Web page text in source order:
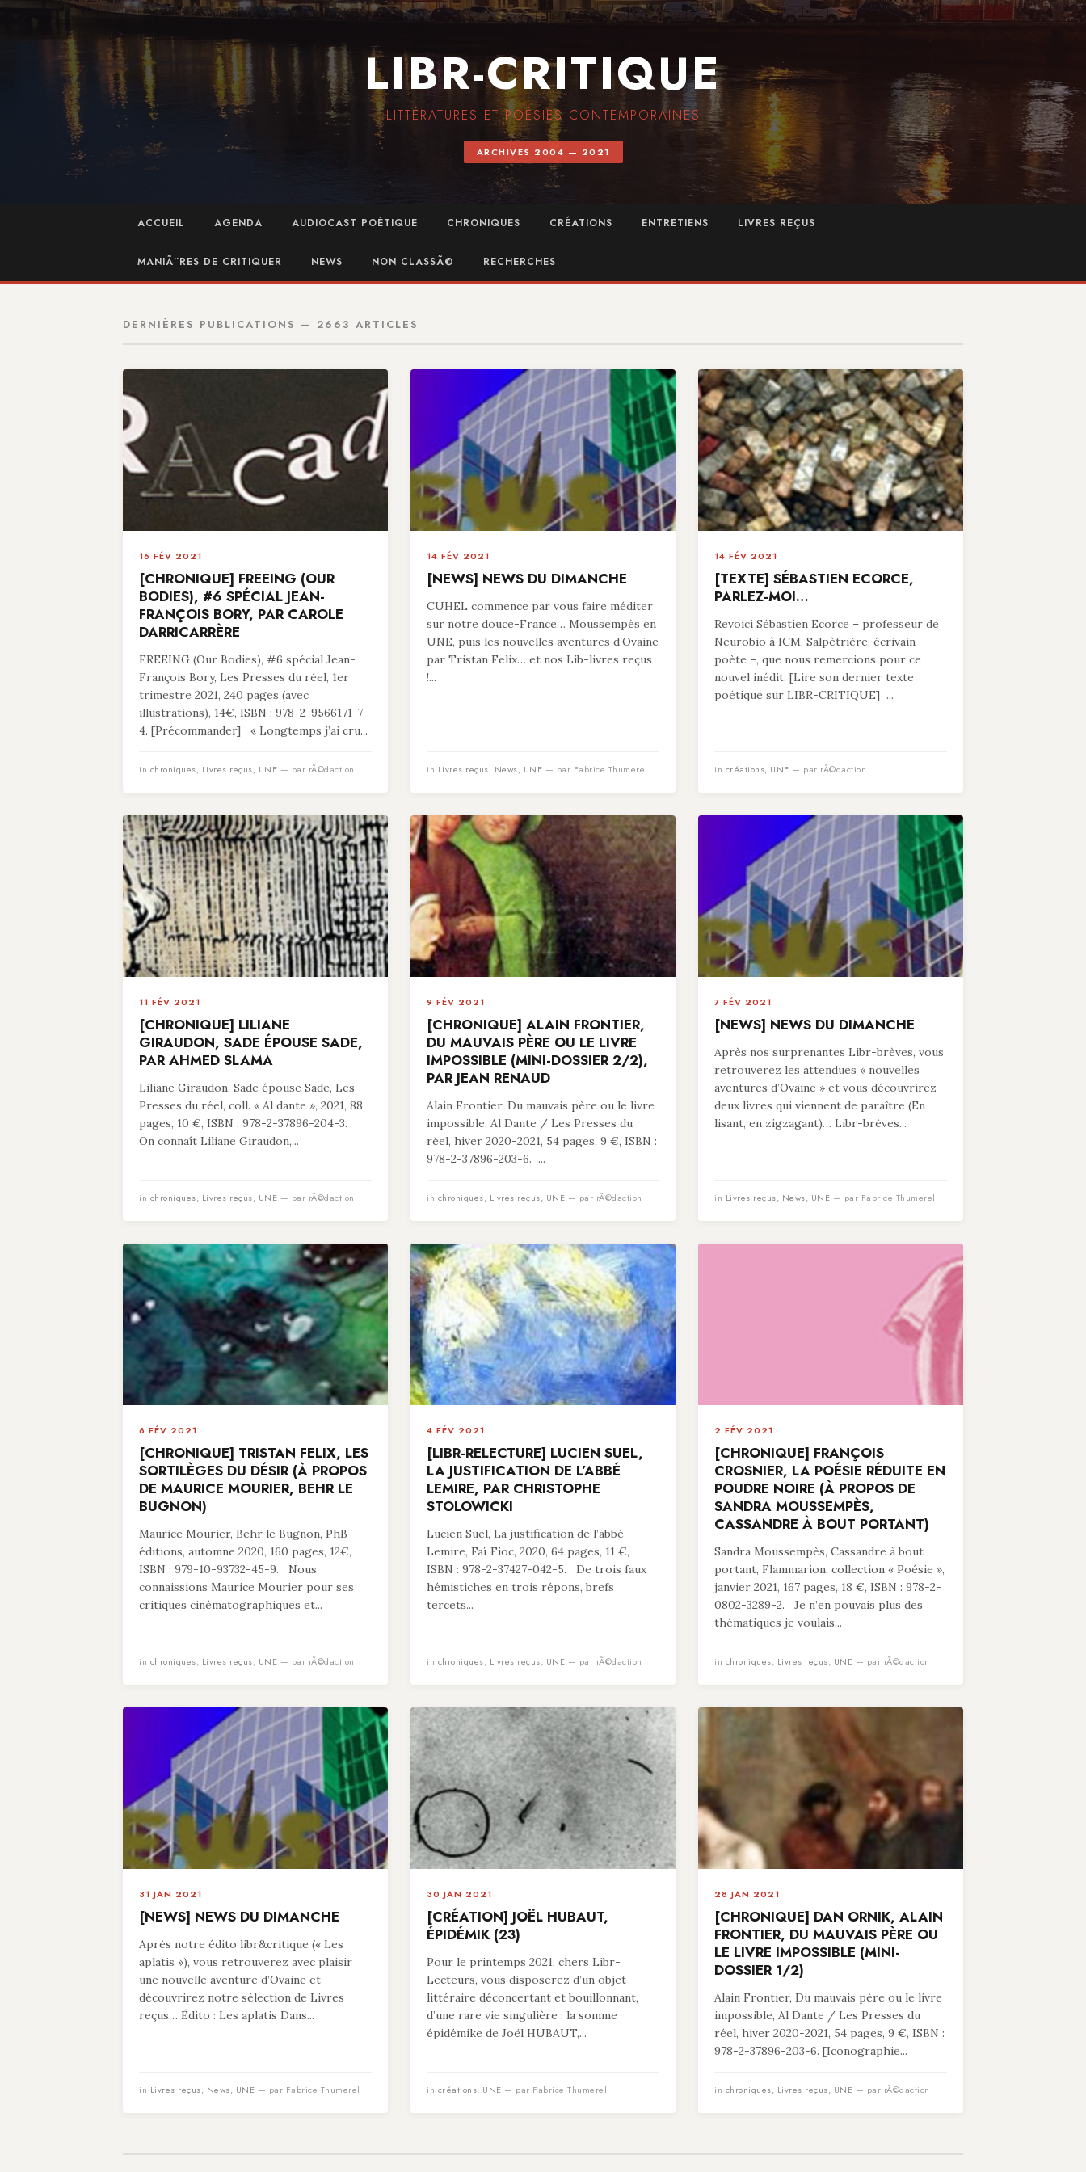
LIBR-CRITIQUE
LITTÉRATURES ET POÉSIES CONTEMPORAINES
ARCHIVES 2004 — 2021
ACCUEIL AGENDA AUDIOCAST POÉTIQUE CHRONIQUES CRÉATIONS ENTRETIENS LIVRES REÇUS
MANIÃ¨RES DE CRITIQUER NEWS NON CLASSÃ© RECHERCHES
DERNIÈRES PUBLICATIONS — 2663 ARTICLES
16 FÉV 2021
[CHRONIQUE] FREEING (OUR
BODIES), #6 SPÉCIAL JEAN-
FRANÇOIS BORY, PAR CAROLE
DARRICARRÈRE
FREEING (Our Bodies), #6 spécial Jean-
François Bory, Les Presses du réel, 1er
trimestre 2021, 240 pages (avec
illustrations), 14€, ISBN : 978-2-9566171-7-
4. [Précommander] « Longtemps j’ai cru...
in chroniques, Livres reçus, UNE — par rÃ©daction
14 FÉV 2021
[NEWS] NEWS DU DIMANCHE
CUHEL commence par vous faire méditer
sur notre douce-France… Moussempès en
UNE, puis les nouvelles aventures d’Ovaine
par Tristan Felix… et nos Lib-livres reçus
!...
in Livres reçus, News, UNE — par Fabrice Thumerel
14 FÉV 2021
[TEXTE] SÉBASTIEN ECORCE,
PARLEZ-MOI…
Revoici Sébastien Ecorce – professeur de
Neurobio à ICM, Salpètrière, écrivain-
poète –, que nous remercions pour ce
nouvel inédit. [Lire son dernier texte
poétique sur LIBR-CRITIQUE] ...
in créations, UNE — par rÃ©daction
11 FÉV 2021
[CHRONIQUE] LILIANE
GIRAUDON, SADE ÉPOUSE SADE,
PAR AHMED SLAMA
Liliane Giraudon, Sade épouse Sade, Les
Presses du réel, coll. « Al dante », 2021, 88
pages, 10 €, ISBN : 978-2-37896-204-3.
On connaît Liliane Giraudon,...
in chroniques, Livres reçus, UNE — par rÃ©daction
9 FÉV 2021
[CHRONIQUE] ALAIN FRONTIER,
DU MAUVAIS PÈRE OU LE LIVRE
IMPOSSIBLE (MINI-DOSSIER 2/2),
PAR JEAN RENAUD
Alain Frontier, Du mauvais père ou le livre
impossible, Al Dante / Les Presses du
réel, hiver 2020-2021, 54 pages, 9 €, ISBN :
978-2-37896-203-6. ...
in chroniques, Livres reçus, UNE — par rÃ©daction
7 FÉV 2021
[NEWS] NEWS DU DIMANCHE
Après nos surprenantes Libr-brèves, vous
retrouverez les attendues « nouvelles
aventures d’Ovaine » et vous découvrirez
deux livres qui viennent de paraître (En
lisant, en zigzagant)… Libr-brèves...
in Livres reçus, News, UNE — par Fabrice Thumerel
6 FÉV 2021
[CHRONIQUE] TRISTAN FELIX, LES
SORTILÈGES DU DÉSIR (À PROPOS
DE MAURICE MOURIER, BEHR LE
BUGNON)
Maurice Mourier, Behr le Bugnon, PhB
éditions, automne 2020, 160 pages, 12€,
ISBN : 979-10-93732-45-9. Nous
connaissions Maurice Mourier pour ses
critiques cinématographiques et...
in chroniques, Livres reçus, UNE — par rÃ©daction
4 FÉV 2021
[LIBR-RELECTURE] LUCIEN SUEL,
LA JUSTIFICATION DE L’ABBÉ
LEMIRE, PAR CHRISTOPHE
STOLOWICKI
Lucien Suel, La justification de l’abbé
Lemire, Faï Fioc, 2020, 64 pages, 11 €,
ISBN : 978-2-37427-042-5. De trois faux
hémistiches en trois répons, brefs
tercets...
in chroniques, Livres reçus, UNE — par rÃ©daction
2 FÉV 2021
[CHRONIQUE] FRANÇOIS
CROSNIER, LA POÉSIE RÉDUITE EN
POUDRE NOIRE (À PROPOS DE
SANDRA MOUSSEMPÈS,
CASSANDRE À BOUT PORTANT)
Sandra Moussempès, Cassandre à bout
portant, Flammarion, collection « Poésie »,
janvier 2021, 167 pages, 18 €, ISBN : 978-2-
0802-3289-2. Je n’en pouvais plus des
thématiques je voulais...
in chroniques, Livres reçus, UNE — par rÃ©daction
31 JAN 2021
[NEWS] NEWS DU DIMANCHE
Après notre édito libr&critique (« Les
aplatis »), vous retrouverez avec plaisir
une nouvelle aventure d’Ovaine et
découvrirez notre sélection de Livres
reçus… Édito : Les aplatis Dans...
in Livres reçus, News, UNE — par Fabrice Thumerel
30 JAN 2021
[CRÉATION] JOËL HUBAUT,
ÉPIDÉMIK (23)
Pour le printemps 2021, chers Libr-
Lecteurs, vous disposerez d’un objet
littéraire déconcertant et bouillonnant,
d’une rare vie singulière : la somme
épidémike de Joël HUBAUT,...
in créations, UNE — par Fabrice Thumerel
28 JAN 2021
[CHRONIQUE] DAN ORNIK, ALAIN
FRONTIER, DU MAUVAIS PÈRE OU
LE LIVRE IMPOSSIBLE (MINI-
DOSSIER 1/2)
Alain Frontier, Du mauvais père ou le livre
impossible, Al Dante / Les Presses du
réel, hiver 2020-2021, 54 pages, 9 €, ISBN :
978-2-37896-203-6. [Iconographie...
in chroniques, Livres reçus, UNE — par rÃ©daction